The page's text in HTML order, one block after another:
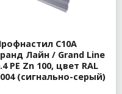
С10А
Лайн / Grand Line
PE Zn 100, цвет RAL
(сигнально-серый)